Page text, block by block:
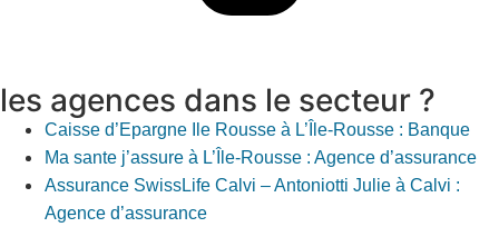
les agences dans le secteur ?
Caisse d’Epargne Ile Rousse à L’Île-Rousse : Banque
Ma sante j’assure à L’Île-Rousse : Agence d’assurance
Assurance SwissLife Calvi – Antoniotti Julie à Calvi :
Agence d’assurance